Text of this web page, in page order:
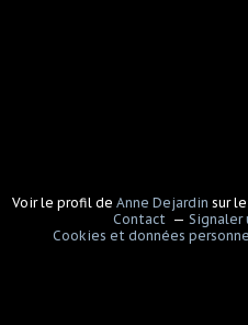
Voir le profil de Anne Dejardin sur
Contact
Signaler
Cookies et données